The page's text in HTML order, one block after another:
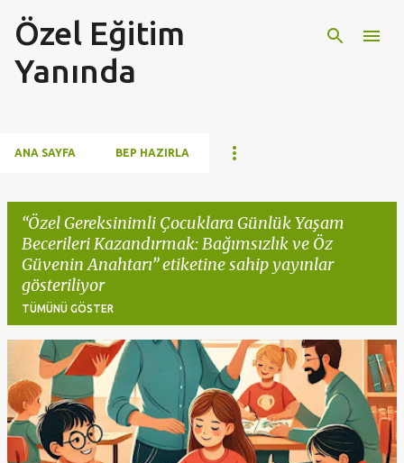
Ana içeriğe atla
Özel Eğitim
Yanında
ANA SAYFA BEP HAZIRLA
Özel Gereksinimli Çocuklara Günlük Yaşam
Becerileri Kazandırmak: Bağımsızlık ve Öz
Güvenin Anahtarı etiketine sahip yayınlar
gösteriliyor
TÜMÜNÜ GÖSTER
a
y